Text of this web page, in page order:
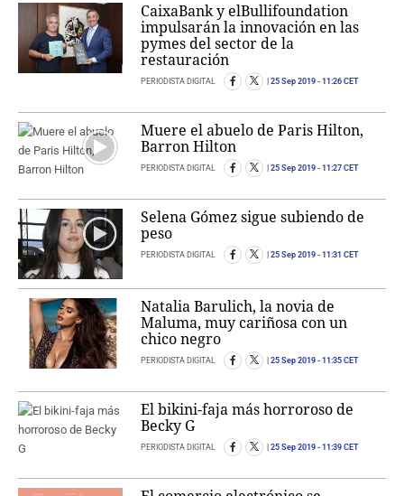
CaixaBank y elBullifoundation
impulsarán la innovación en las
pymes del sector de la
restauración
PERIODISTA DIGITAL 25 Sep 2019 - 11:26 CET
Muere el abuelo de Paris Hilton,
Barron Hilton
PERIODISTA DIGITAL 25 Sep 2019 - 11:27 CET
Selena Gómez sigue subiendo de
peso
PERIODISTA DIGITAL 25 Sep 2019 - 11:31 CET
Natalia Barulich, la novia de
Maluma, muy cariñosa con un
chico negro
PERIODISTA DIGITAL 25 Sep 2019 - 11:35 CET
El bikini-faja más horroroso de
Becky G
PERIODISTA DIGITAL 25 Sep 2019 - 11:39 CET